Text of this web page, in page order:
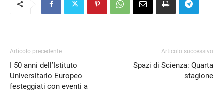
Articolo precedente
I 50 anni dell’Istituto
Universitario Europeo
festeggiati con eventi a
Articolo successivo
Spazi di Scienza: Quarta
stagione